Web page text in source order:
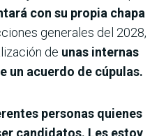
con su propia chapa
generales del 2028,
de unas internas
un acuerdo de cúpulas.
personas quienes
candidatos. Les estoy